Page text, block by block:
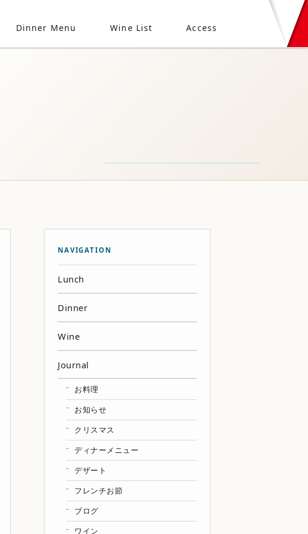
Dinner Menu Wine List Access
NAVIGATION
Lunch
Dinner
Wine
Journal
お料理
お知らせ
クリスマス
ディナーメニュー
デザート
フレンチお節
ブログ
ワイン